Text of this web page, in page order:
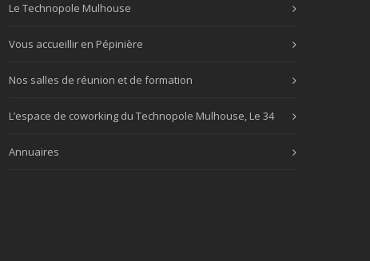
Le Technopole Mulhouse
Vous accueillir en Pépinière
Nos salles de réunion et de formation
L’espace de coworking du Technopole Mulhouse, Le 34
Annuaires